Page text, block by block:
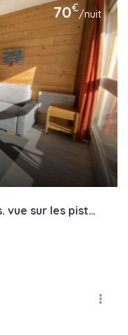
70€/nuit
Magnifique studio pour 4pers. vue sur les pistes et les montagnes